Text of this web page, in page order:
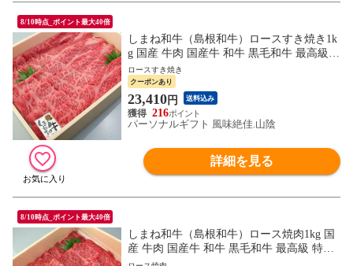
8/10時点_ポイント最大40倍
しまね和牛（島根和牛）ロースすき焼き1k
g 国産 牛肉 国産牛 和牛 黒毛和牛 最高級
特選 厳選 送料無料（北海道・沖縄を除
く）
ロースすき焼き
クーポンあり
23,410円 送料込み
216
パーソナルギフト 風味絶佳.山陰
詳細を見る
8/10時点_ポイント最大40倍
しまね和牛（島根和牛）ロース焼肉1kg 国
産 牛肉 国産牛 和牛 黒毛和牛 最高級 特選
厳選 送料無料（北海道・沖縄を除く）